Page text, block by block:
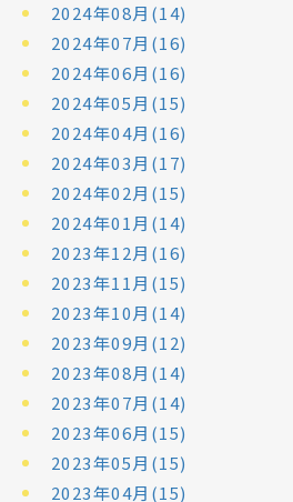
2024年08月(14)
2024年07月(16)
2024年06月(16)
2024年05月(15)
2024年04月(16)
2024年03月(17)
2024年02月(15)
2024年01月(14)
2023年12月(16)
2023年11月(15)
2023年10月(14)
2023年09月(12)
2023年08月(14)
2023年07月(14)
2023年06月(15)
2023年05月(15)
2023年04月(15)